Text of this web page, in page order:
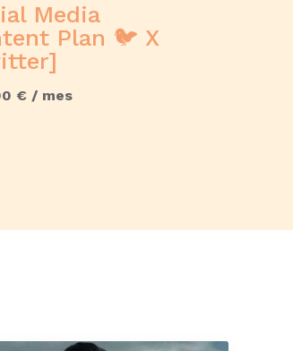
Media
Plan 🐦 X
€ / mes